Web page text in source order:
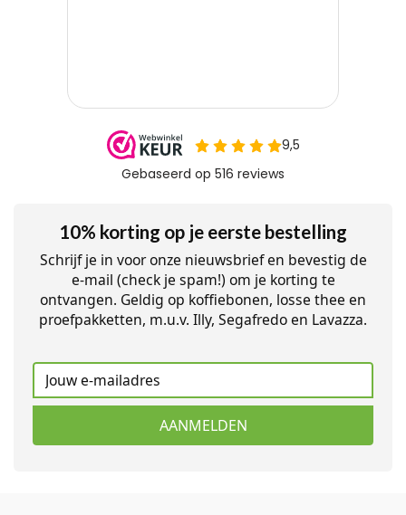
10% korting op je eerste bestelling
Schrijf je in voor onze nieuwsbrief en bevestig de
e-mail (check je spam!) om je korting te
ontvangen. Geldig op koffiebonen, losse thee en
proefpakketten, m.u.v. Illy, Segafredo en Lavazza.
AANMELDEN